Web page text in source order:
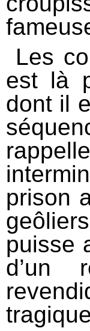
Les
est là
dont il
prison
puisse
d’un